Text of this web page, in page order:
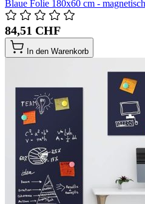
Blaue Folie 180x60 cm -
84,51 CHF
In den Warenkorb